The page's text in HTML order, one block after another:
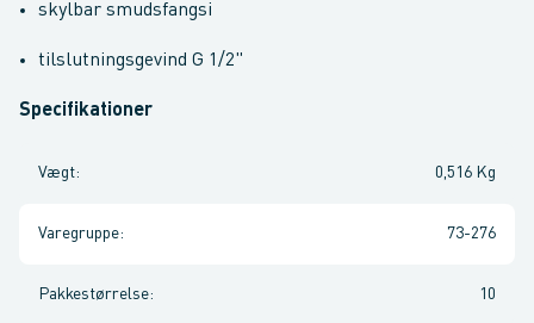
skylbar smudsfangsi
tilslutningsgevind G 1/2"
Specifikationer
Vægt: 0,516 Kg
Varegruppe: 73-276
Pakkestørrelse: 10